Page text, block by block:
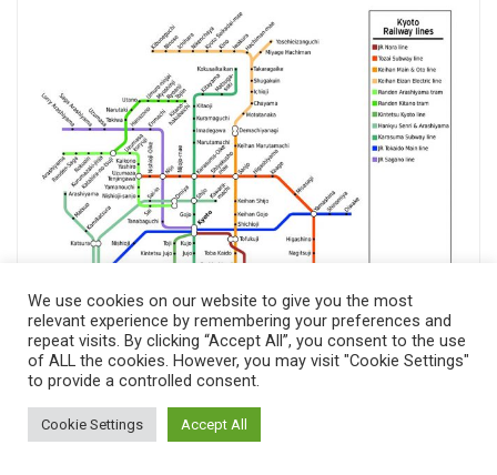
We use cookies on our website to give you the most
relevant experience by remembering your preferences and
repeat visits. By clicking “Accept All”, you consent to the use
of ALL the cookies. However, you may visit "Cookie Settings"
to provide a controlled consent.
Cookie Settings Accept All